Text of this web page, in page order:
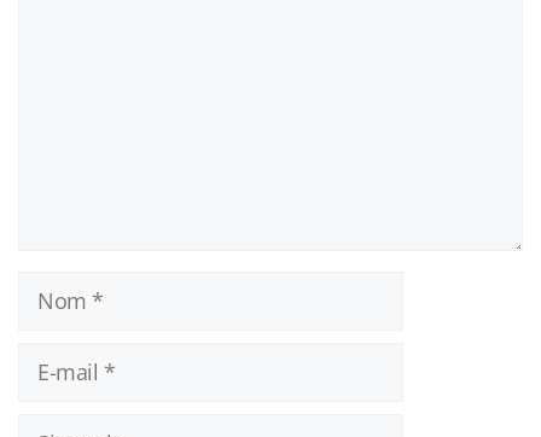
Nom
mail
Site